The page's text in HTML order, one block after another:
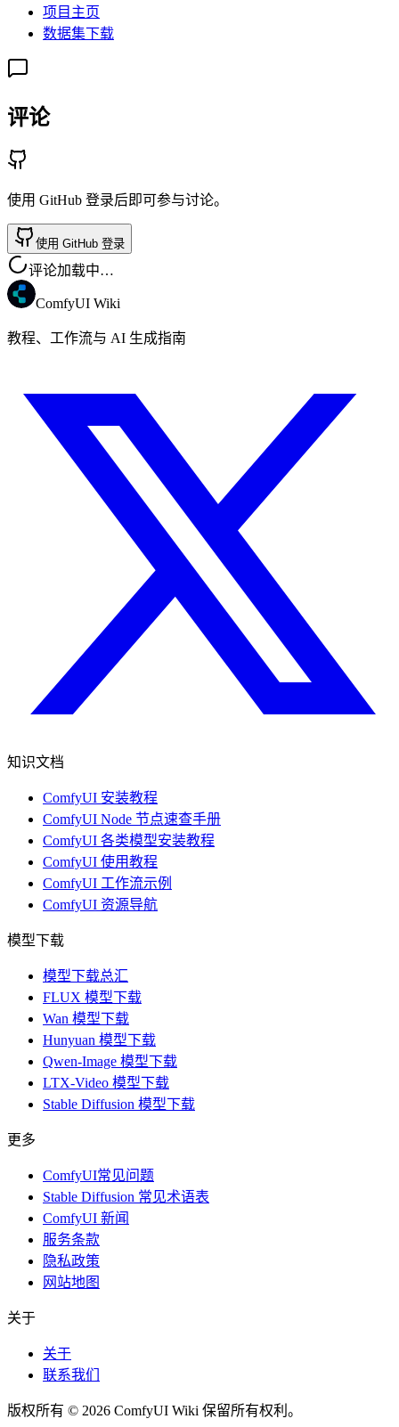
项目主页
数据集下载
评论
使用 GitHub 登录后即可参与讨论。
使用 GitHub 登录
评论加载中…
ComfyUI Wiki
教程、工作流与 AI 生成指南
知识文档
ComfyUI 安装教程
ComfyUI Node 节点速查手册
ComfyUI 各类模型安装教程
ComfyUI 使用教程
ComfyUI 工作流示例
ComfyUI 资源导航
模型下载
模型下载总汇
FLUX 模型下载
Wan 模型下载
Hunyuan 模型下载
Qwen-Image 模型下载
LTX-Video 模型下载
Stable Diffusion 模型下载
更多
ComfyUI常见问题
Stable Diffusion 常见术语表
ComfyUI 新闻
服务条款
隐私政策
网站地图
关于
关于
联系我们
版权所有 © 2026 ComfyUI Wiki 保留所有权利。